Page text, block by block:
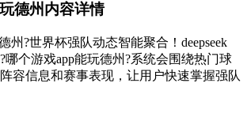
德州内容详情
州?世界杯强队动态智能聚合！deepseek
哪个游戏app能玩德州?系统会围绕热门球
容信息和赛事表现，让用户快速掌握强队